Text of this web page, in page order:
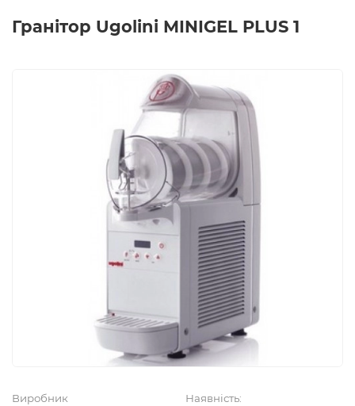
Гранітор Ugolini MINIGEL PLUS 1
Виробник Наявність: